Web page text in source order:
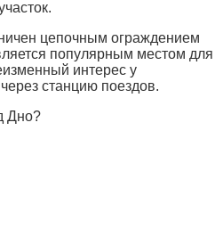
цепочным ограждением
популярным местом для
интерес у
станцию поездов.
Дно?